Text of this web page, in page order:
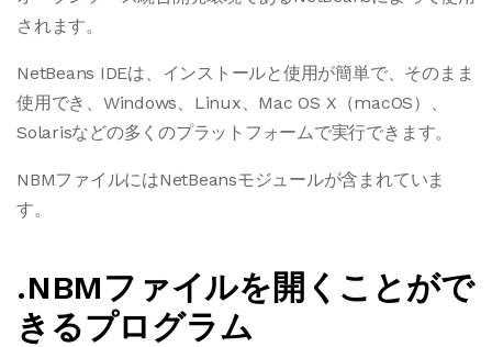
されます。
NetBeans IDEは、インストールと使用が簡単で、そのまま
使用でき、Windows、Linux、Mac OS X（macOS）、
Solarisなどの多くのプラットフォームで実行できます。
NBMファイルにはNetBeansモジュールが含まれていま
す。
.NBMファイルを開くことがで
きるプログラム